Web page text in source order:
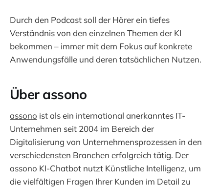
Durch den Podcast soll der Hörer ein tiefes
Verständnis von den einzelnen Themen der KI
bekommen – immer mit dem Fokus auf konkrete
Anwendungsfälle und deren tatsächlichen Nutzen.
Über assono
assono ist als ein international anerkanntes IT-
Unternehmen seit 2004 im Bereich der
Digitalisierung von Unternehmensprozessen in den
verschiedensten Branchen erfolgreich tätig. Der
assono KI-Chatbot nutzt Künstliche Intelligenz, um
die vielfältigen Fragen Ihrer Kunden im Detail zu